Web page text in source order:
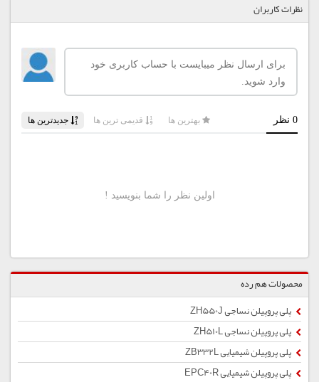
نظرات کاربران
محصولات هم رده
پلی پروپیلن نساجی ZH550J
پلی پروپیلن نساجی ZH510L
پلی پروپیلن شیمیایی ZB332L
پلی پروپیلن شیمیایی EPC40R